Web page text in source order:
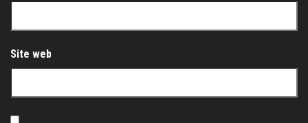
Site web